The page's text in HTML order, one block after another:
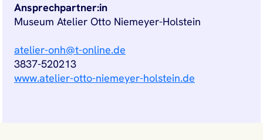
Ansprechpartner:in
Museum Atelier Otto Niemeyer-Holstein
atelier-onh@t-online.de
3837-520213
www.atelier-otto-niemeyer-holstein.de